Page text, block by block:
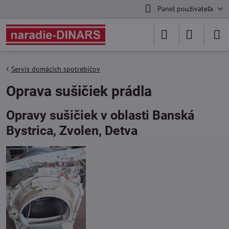
Panel používateľa
Servis domácich spotrebičov
Oprava sušičiek prádla
Opravy sušičiek v oblasti Banská
Bystrica, Zvolen, Detva